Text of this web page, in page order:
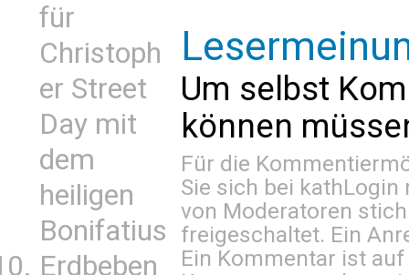
für
Christoph
er Street
Day mit
dem
heiligen
Bonifatius
Erdbeben
Um selbst
können
Für die
Sie sich bei kathLogin
von Moderatoren
freigeschaltet. Ein
Ein Kommentar ist